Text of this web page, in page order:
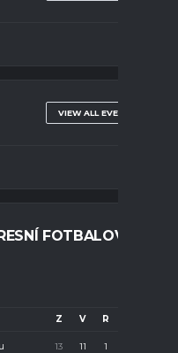
VIEW ALL EVENTS
FOTBALOVÁ
Z V R
13 11 1